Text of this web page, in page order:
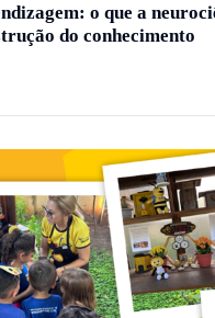
o que a
do conhecimento